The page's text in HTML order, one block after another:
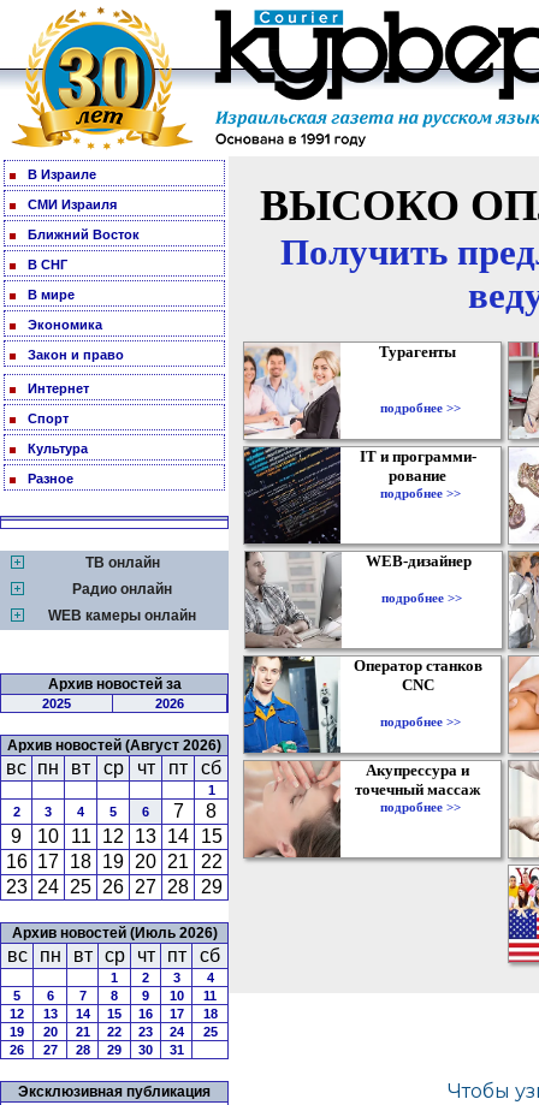
В Израиле
СМИ Израиля
Ближний Восток
В СНГ
В мире
Экономика
Закон и право
Интернет
Спорт
Культура
Разное
ТВ онлайн
Радио онлайн
WEB камеры онлайн
Архив новостей за
2025 2026
Архив новостей (Август 2026)
вс пн вт ср чт пт сб
1
2
3 4 5 6 7
8
9
10 11 12 13 14
15
16 17 18 19 20 21
22
23 24 25 26 27 28 29
Архив новостей (Июль 2026)
вс пн вт ср чт пт сб
1 2 3
4
5
6 7 8 9 10
11
12
13 14 15 16 17
18
19
20 21 22 23 24
25
26
27 28 29 30 31
Эксклюзивная публикация
ВЫСОКО
Получить
Турагенты
подробнее >>
IT и программи-
рование
подробнее >>
WEB-дизайнер
подробнее >>
Оператор станков
CNC
подробнее >>
Акупрессура и
точечный массаж
подробнее >>